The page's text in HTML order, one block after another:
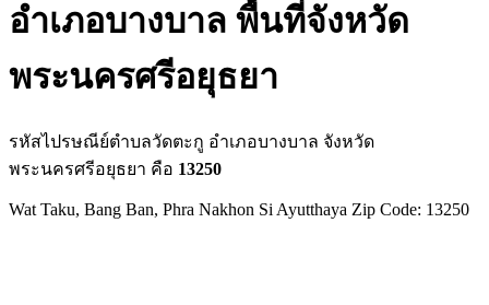
อำเภอบางบาล พื้นที่จังหวัด
พระนครศรีอยุธยา
รหัสไปรษณีย์ตำบลวัดตะกู อำเภอบางบาล จังหวัด
พระนครศรีอยุธยา คือ 13250
Wat Taku, Bang Ban, Phra Nakhon Si Ayutthaya Zip Code: 13250